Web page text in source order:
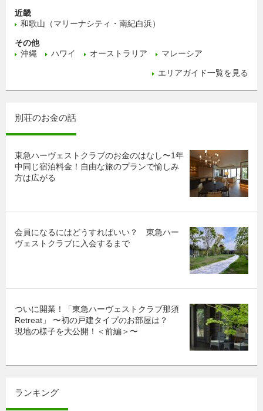
近畿
和歌山（マリーナシティ・南紀白浜）
その他
沖縄
ハワイ オーストラリア マレーシア
エリアガイド一覧を見る
別荘のお金の話
東急ハーヴェストクラブのお金のはなし〜1年
中同じ宿泊料金！自由な旅のプランで愉しみ
方は広がる
会員になるにはどうすればいい？ 東急ハー
ヴェストクラブに入会するまで
ついに開業！「東急ハーヴェストクラブ那須
Retreat」 〜初の戸建タイプのお部屋は？
現地の様子を大公開！＜前編＞〜
ランキング